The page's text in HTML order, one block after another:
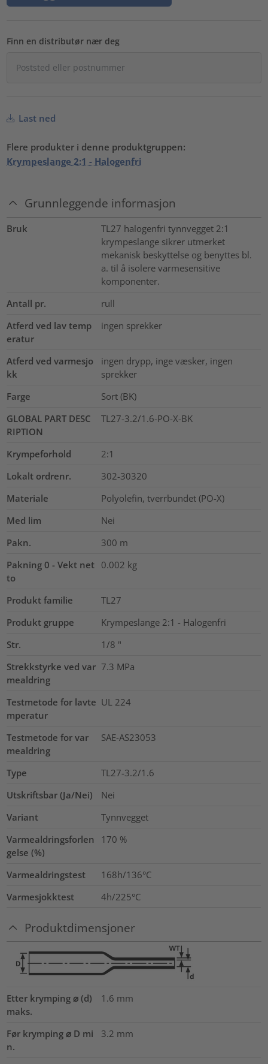
Finn en distributør nær deg
Last ned
Flere produkter i denne produktgruppen:
Krympeslange 2:1 - Halogenfri
Grunnleggende informasjon
Bruk
TL27 halogenfri tynnvegget 2:1
krympeslange sikrer utmerket
mekanisk beskyttelse og benyttes bl.
a. til å isolere varmesensitive
komponenter.
Antall pr.
rull
Atferd ved lav temp
eratur
ingen sprekker
Atferd ved varmesjo
kk
ingen drypp, inge væsker, ingen
sprekker
Farge
Sort (BK)
GLOBAL PART DESC
RIPTION
TL27-3.2/1.6-PO-X-BK
Krympeforhold
2:1
Lokalt ordrenr.
302-30320
Materiale
Polyolefin, tverrbundet (PO-X)
Med lim
Nei
Pakn.
300 m
Pakning 0 - Vekt net
to
0.002 kg
Produkt familie
TL27
Produkt gruppe
Krympeslange 2:1 - Halogenfri
Str.
1/8 "
Strekkstyrke ved var
mealdring
7.3 MPa
Testmetode for lavte
mperatur
UL 224
Testmetode for var
mealdring
SAE-AS23053
Type
TL27-3.2/1.6
Utskriftsbar (Ja/Nei)
Nei
Variant
Tynnvegget
Varmealdringsforlen
gelse (%)
170 %
Varmealdringstest
168h/136°C
Varmesjokktest
4h/225°C
Produktdimensjoner
Etter krymping ⌀ (d)
maks.
1.6 mm
Før krymping ⌀ D mi
n.
3.2 mm